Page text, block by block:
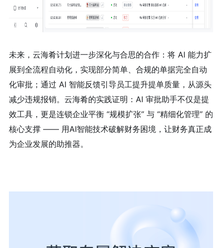
未来，云海肴计划进一步深化与合思的合作：将 AI 能力扩
展到全流程自动化，实现部分简单、合规的单据完全自动
化审批；通过 AI 智能反馈引导员工提升提单质量，从源头
减少违规报销。云海肴的实践证明：AI 审批助手不仅是提
效工具，更是连锁企业平衡 “规模扩张” 与 “精细化管理” 的
核心支撑 —— 用AI智能技术破解财务困境，让财务真正成
为企业发展的助推器。